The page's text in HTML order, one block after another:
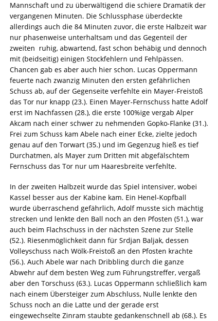
Mannschaft und zu überwältigend die schiere Dramatik der
vergangenen Minuten. Die Schlussphase überdeckte
allerdings auch die 84 Minuten zuvor, die erste Halbzeit war
nur phasenweise unterhaltsam und das Gegenteil der
zweiten  ruhig, abwartend, fast schon behäbig und dennoch
mit (beidseitig) einigen Stockfehlern und Fehlpässen.
Chancen gab es aber auch hier schon. Lucas Oppermann
feuerte nach zwanzig Minuten den ersten gefährlichen
Schuss ab, auf der Gegenseite verfehlte ein Mayer-Freistoß
das Tor nur knapp (23.). Einen Mayer-Fernschuss hatte Adolf
erst im Nachfassen (28.), die erste 100%ige vergab Alper
Akcam nach einer schwer zu nehmenden Gopko-Flanke (31.).
Frei zum Schuss kam Abele nach einer Ecke, zielte jedoch
genau auf den Torwart (35.) und im Gegenzug hieß es tief
Durchatmen, als Mayer zum Dritten mit abgefälschtem
Fernschuss das Tor nur um Haaresbreite verfehlte.
In der zweiten Halbzeit wurde das Spiel intensiver, wobei
Kassel besser aus der Kabine kam. Ein Henel-Kopfball
wurde überraschend gefährlich, Adolf musste sich mächtig
strecken und lenkte den Ball noch an den Pfosten (51.), war
auch beim Flachschuss in der nächsten Szene zur Stelle
(52.). Riesenmöglichkeit dann für Srdjan Baljak, dessen
Volleyschuss nach Wölk-Freistoß an den Pfosten krachte
(56.). Auch Abele war nach Dribbling durch die ganze
Abwehr auf dem besten Weg zum Führungstreffer, vergaß
aber den Torschuss (63.). Lucas Oppermann schließlich kam
nach einem Übersteiger zum Abschluss, Nulle lenkte den
Schuss noch an die Latte und der gerade erst
eingewechselte Zinram staubte gedankenschnell ab (68.). Es